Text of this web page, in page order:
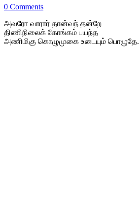
0 Comments
அவரோ வாரார் தான்வந் தன்றே
திணிநிலைக் கோங்கம் பயந்த
அணிமிகு கொழுமுகை உடையும் பொழுதே.